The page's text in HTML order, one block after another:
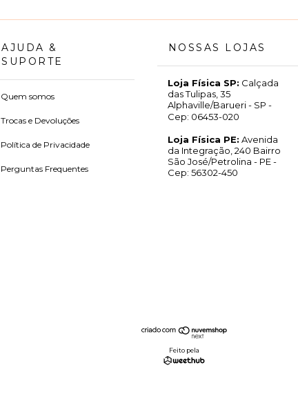
AJUDA &
SUPORTE
Quem somos
Trocas e Devoluções
Política de Privacidade
Perguntas Frequentes
NOSSAS LOJAS
Loja Física SP: Calçada
das Tulipas, 35
Alphaville/Barueri - SP -
Cep: 06453-020
Loja Física PE: Avenida
da Integração, 240 Bairro
São José/Petrolina - PE -
Cep: 56302-450
Feito pela